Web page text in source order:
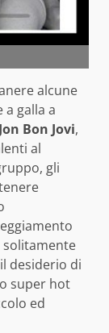
alcune
galla a
Bon Jovi,
al
gli
solitamente
desiderio di
super hot
ed